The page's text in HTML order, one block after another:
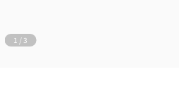
1 / 3